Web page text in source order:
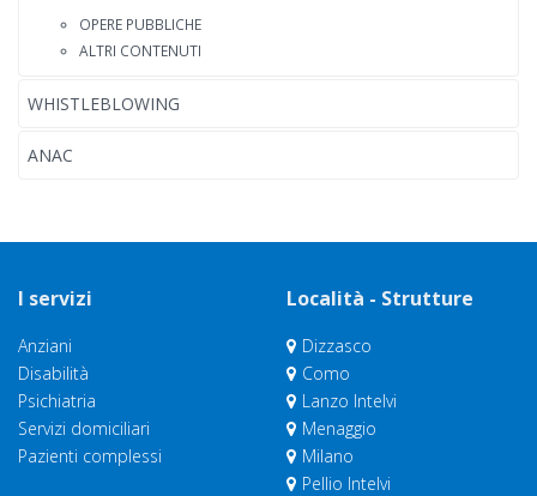
OPERE PUBBLICHE
ALTRI CONTENUTI
WHISTLEBLOWING
ANAC
I servizi
Anziani
Disabilità
Psichiatria
Servizi domiciliari
Pazienti complessi
Località - Strutture
Dizzasco
Como
Lanzo Intelvi
Menaggio
Milano
Pellio Intelvi